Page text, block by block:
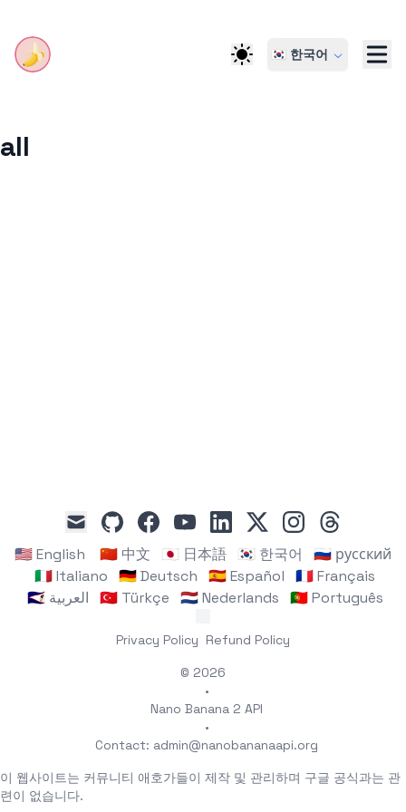
🇰🇷 한국어
all
mail
githubfacebookyoutubelinkedin
x instagramthreads
🇺🇸 English 🇨🇳 中文 🇯🇵 日本語 🇰🇷 한국어
🇷🇺 русский
🇮🇹 Italiano
🇩🇪 Deutsch 🇪🇸 Español
🇫🇷 Français
🇸🇦 العربية
🇹🇷 Türkçe 🇳🇱 Nederlands 🇵🇹 Português
Privacy Policy Refund Policy
© 2026
•
Nano Banana 2 API
•
Contact: admin@nanobananaapi.org
이 웹사이트는 커뮤니티 애호가들이 제작 및 관리하며 구글 공식과는 관
련이 없습니다.